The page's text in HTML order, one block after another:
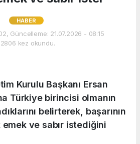
HABER
Güncelleme: 21.07.2026 - 08:15
2806 kez okundu.
Kurulu Başkanı Ersan
Türkiye birincisi olmanın
belirterek, başarının
ve sabır istediğini